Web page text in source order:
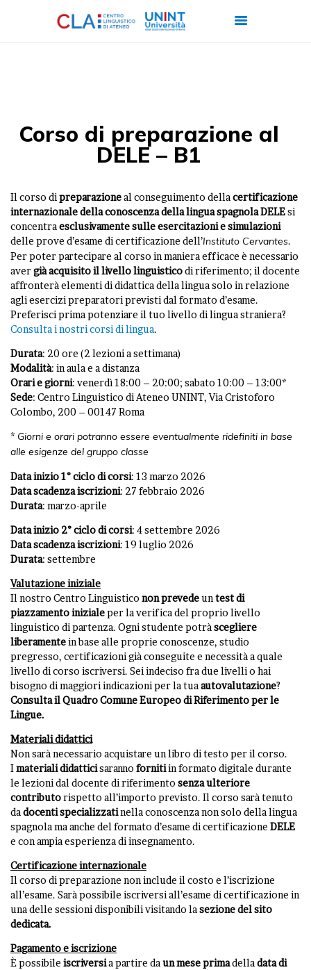
CERTIFICAZIONI
ITALIANO PER
FORMAZIONE
AZIENDALE
LAVORA CON NOI
Corso di preparazione al
DELE – B1
Il corso dipreparazioneal conseguimento dellacertificazione
internazionale della conoscenza della lingua spagnola DELEsi
concentraesclusivamente sulle esercitazioni e simulazioni
delle prove d’esame di certificazione dell’Instituto Cervantes.
Per poter partecipare al corso in maniera efficace è necessario
avergià acquisito il livello linguisticodi riferimento; il docente
affronterà elementi di didattica della lingua solo in relazione
agli esercizi preparatori previsti dal formato d’esame.
Preferisci prima potenziare il tuo livello di lingua straniera?
Consulta i nostri corsi di lingua.
Durata: 20 ore (2 lezioni a settimana)
Modalità: in aula e a distanza
Orari e giorni: venerdì 18:00 – 20:00; sabato 10:00 – 13:00*
Sede: Centro Linguistico di Ateneo UNINT, Via Cristoforo
Colombo, 200 – 00147 Roma
* Giorni e orari potranno essere eventualmente ridefiniti in base
alle esigenze del gruppo classe
Data inizio 1° ciclo di corsi: 13 marzo 2026
Data scadenza iscrizioni: 27 febbraio 2026
Durata: marzo-aprile
Data inizio 2° ciclo di corsi: 4 settembre 2026
Data scadenza iscrizioni: 19 luglio 2026
Durata: settembre
Valutazione iniziale
Il nostro Centro Linguistico nonprevedeuntest di
piazzamento inizialeper la verifica del proprio livello
linguistico di partenza. Ogni studente potràscegliere
liberamentein base alle proprie conoscenze, studio
pregresso, certificazioni già conseguite e necessità a quale
livello di corso iscriversi. Sei indeciso fra due livelli o hai
bisogno di maggiori indicazioni per la tuaautovalutazione?
Consulta il Quadro Comune Europeo di Riferimento per le
Lingue.
Materiali didattici
Non sarà necessario acquistare un libro di testo per il corso.
Imaterialididatticisaranno fornitiin formato digitale durante
le lezioni dal docente di riferimento senza ulteriore
contributorispetto all’importo previsto. Il corso sarà tenuto
dadocenti specializzatinella conoscenza non solo della lingua
spagnola ma anche del formato d’esame di certificazione DELE
e con ampia esperienza di insegnamento.
Certificazione internazionale
Il corso di preparazione non include il costo e l’iscrizione
all’esame. Sarà possibile iscriversi all’esame di certificazione in
una delle sessioni disponibili visitando lasezione del sito
dedicata.
Pagamento e iscrizione
È possibile iscriversia partire daun mese primadelladata di